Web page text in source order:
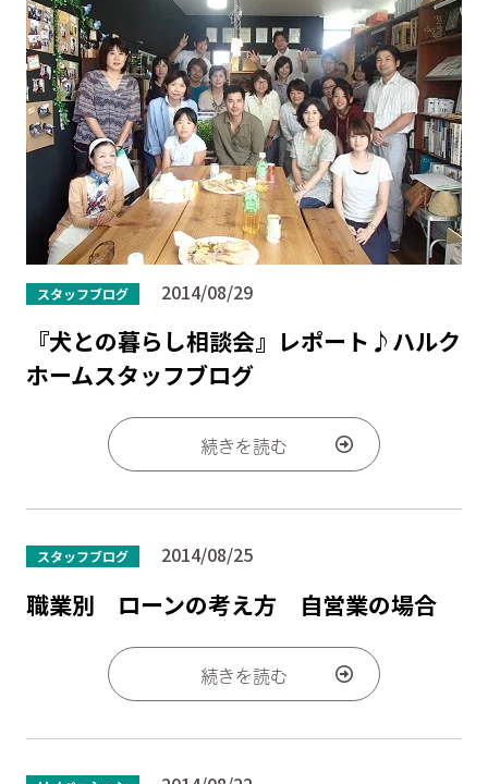
スタッフブログ 2014/08/29
『犬との暮らし相談会』レポート♪ハルク
ホームスタッフブログ
続きを読む
スタッフブログ 2014/08/25
職業別 ローンの考え方 自営業の場合
続きを読む